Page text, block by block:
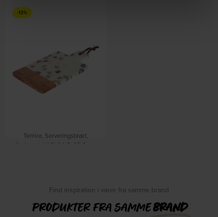
-13%
Temira, Serveringsbræt,
flerfarvet, H1,5x20,5x35,5 cm
Find inspiration i varer fra samme brand
PRODUKTER FRA SAMMEBRAND